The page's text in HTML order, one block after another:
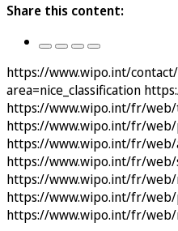
Share this content:
https://www.wipo.int/
area=nice_classification
https://www.wipo.int/fr/
https://www.wipo.int/fr/
https://www.wipo.int/fr/web/
https://www.wipo.int/fr/
https://www.wipo.int/fr/
https://www.wipo.int/fr/web/
https://www.wipo.int/fr/web/